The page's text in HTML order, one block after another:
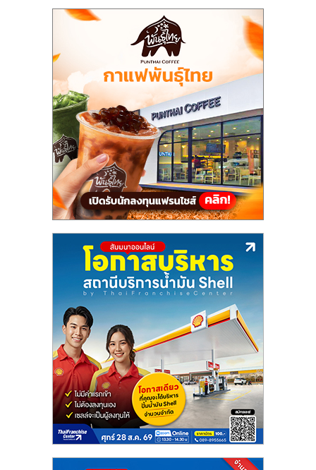
ปรึกษา
แฟ
ไชส์,
รวม
ไชส์
ขาย
แฟ